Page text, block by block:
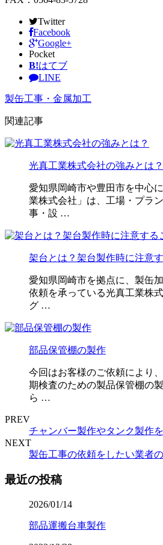
Twitter
Facebook
Google+
Pocket
B!はてブ
LINE
製缶工事・金属加工
関連記事
光真工業株式会社の強みとは？
愛知県岡崎市や豊田市を中心
業株式会社」は、工場・プラ
事・設 …
架台とは？架台製作時に注意
愛知県岡崎市を拠点に、製缶
依頼を承っている光真工業株
グ …
部品保管棚の製作
今回はお客様のご依頼により
期検査のための製品保管棚の
ら …
PREV
チャンバー製作やタンク製作
NEXT
製缶工事の依頼をしたい業者
最近の投稿
2026/01/14
部品運搬台車製作